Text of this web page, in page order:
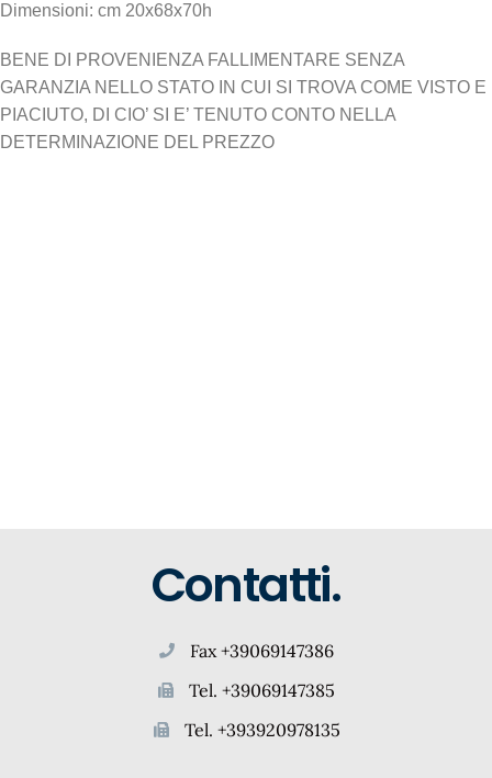
Dimensioni: cm 20x68x70h
BENE DI PROVENIENZA FALLIMENTARE SENZA
GARANZIA NELLO STATO IN CUI SI TROVA COME VISTO E
PIACIUTO, DI CIO’ SI E’ TENUTO CONTO NELLA
DETERMINAZIONE DEL PREZZO
Contatti.
Fax +39069147386
Tel. +39069147385
Tel. +393920978135